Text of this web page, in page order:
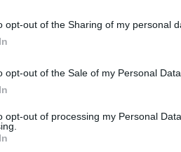
opt-out of the Sharing of my personal
opt-out of the Sale of my Personal Data.
opt-out of processing my Personal